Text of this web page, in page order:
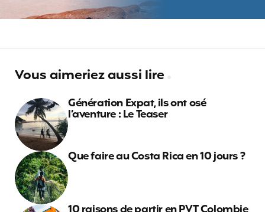
Vous aimeriez aussi lire
Génération Expat, ils ont osé
l’aventure : Le Teaser
Que faire au Costa Rica en 10 jours ?